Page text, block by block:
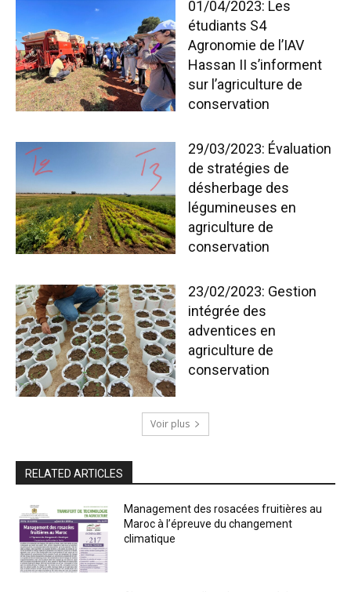
01/04/2023: Les
étudiants S4
Agronomie de l’IAV
Hassan II s’informent
sur l’agriculture de
conservation
29/03/2023: Évaluation
de stratégies de
désherbage des
légumineuses en
agriculture de
conservation
23/02/2023: Gestion
intégrée des
adventices en
agriculture de
conservation
Voir plus
RELATED ARTICLES
Management des rosacées fruitières au
Maroc à l’épreuve du changement
climatique